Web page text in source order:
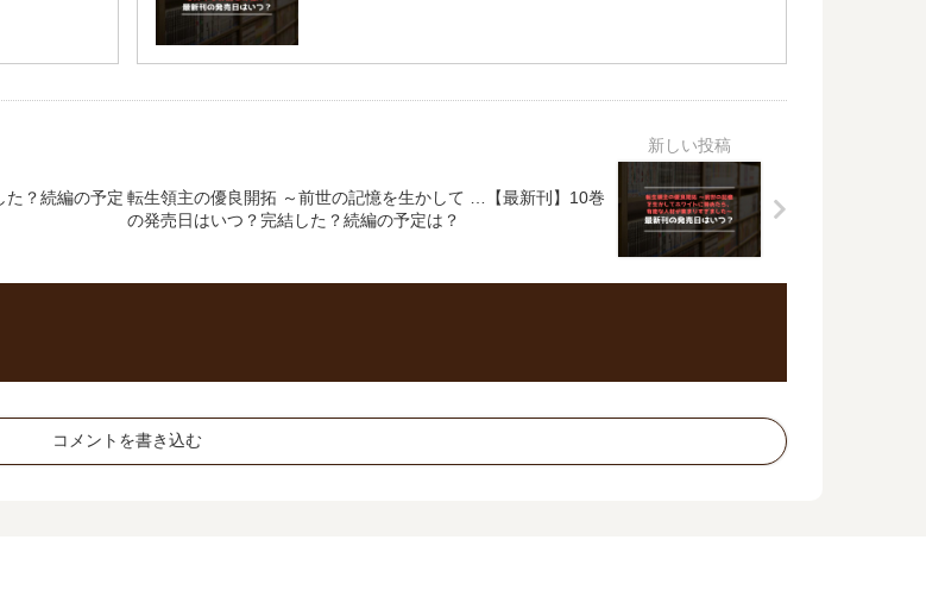
た？続編の予定 転生領主の優良開拓 ～前世の記憶を生かして …【最新刊】10巻
の発売日はいつ？完結した？続編の予定は？
コメントを書き込む